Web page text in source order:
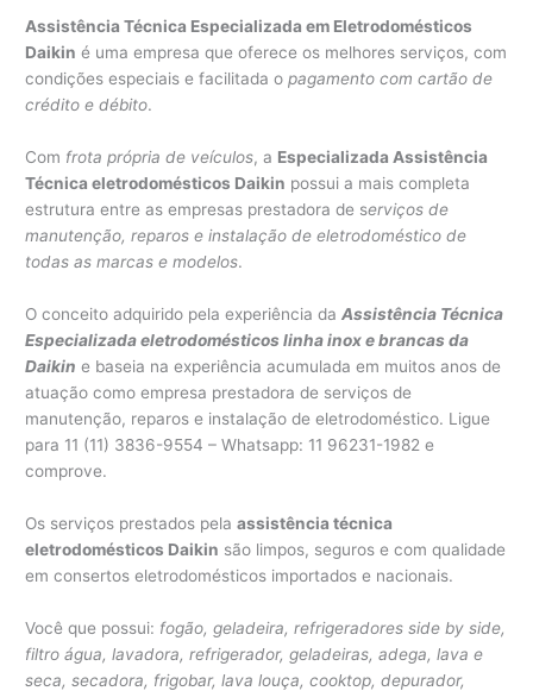
Assistência Técnica Especializada em Eletrodomésticos
Daikin é uma empresa que oferece os melhores serviços, com
condições especiais e facilitada opagamento com cartão de
crédito e débito.
Com frota própria de veículos, a Especializada Assistência
Técnica eletrodomésticos Daikin possui a mais completa
estrutura entre as empresas prestadora de serviços de
manutenção, reparos e instalação de eletrodoméstico de
todas as marcas e modelos.
O conceito adquirido pela experiência daAssistência Técnica
Especializada eletrodomésticos linha inox e brancas da
Daikin e baseia na experiência acumulada em muitos anos de
atuação como empresa prestadora de serviços de
manutenção, reparos e instalação de eletrodoméstico. Ligue
para 11 (11) 3836-9554 – Whatsapp: 11 96231-1982 e
comprove.
Os serviços prestados pelaassistência técnica
eletrodomésticos Daikin são limpos, seguros e com qualidade
em consertos eletrodomésticos importados e nacionais.
Você que possui: fogão, geladeira, refrigeradores side by side,
filtro água, lavadora, refrigerador, geladeiras, adega, lava e
seca, secadora, frigobar, lava louça, cooktop, depurador,